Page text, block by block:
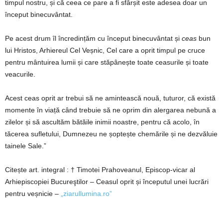
timpul nostru, și că ceea ce pare a fi sfârșit este adesea doar un
început binecuvântat.
Pe acest drum îl încredințăm cu început binecuvântat și ceas bun
lui Hristos, Arhiereul Cel Veșnic, Cel care a oprit timpul pe cruce
pentru mântuirea lumii și care stăpânește toate ceasurile și toate
veacurile.
Acest ceas oprit ar trebui să ne amintească nouă, tuturor, că există
momente în viață când trebuie să ne oprim din alergarea nebună a
zilelor și să ascultăm bătăile inimii noastre, pentru că acolo, în
tăcerea sufletului, Dumnezeu ne șoptește chemările și ne dezvăluie
tainele Sale.”
Citește art. integral : † Timotei Prahoveanul, Episcop-vicar al
Arhiepiscopiei Bucureştilor – Ceasul oprit și începutul unei lucrări
pentru veșnicie – „ziarullumina.ro”